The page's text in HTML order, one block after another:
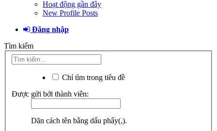
Hoạt động gần đây
New Profile Posts
Đăng nhập
Tìm kiếm
Chỉ tìm trong tiêu đề
Được gửi bởi thành viên:
Dãn cách tên bằng dấu phẩy(,).